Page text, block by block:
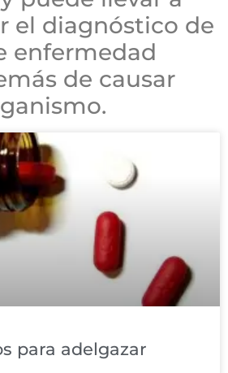
el diagnóstico de
enfermedad
de causar
para adelgazar